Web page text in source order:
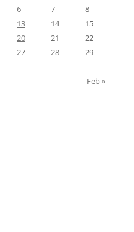
6 7
8
13 14
15
20 21
22
27 28
29
Feb »